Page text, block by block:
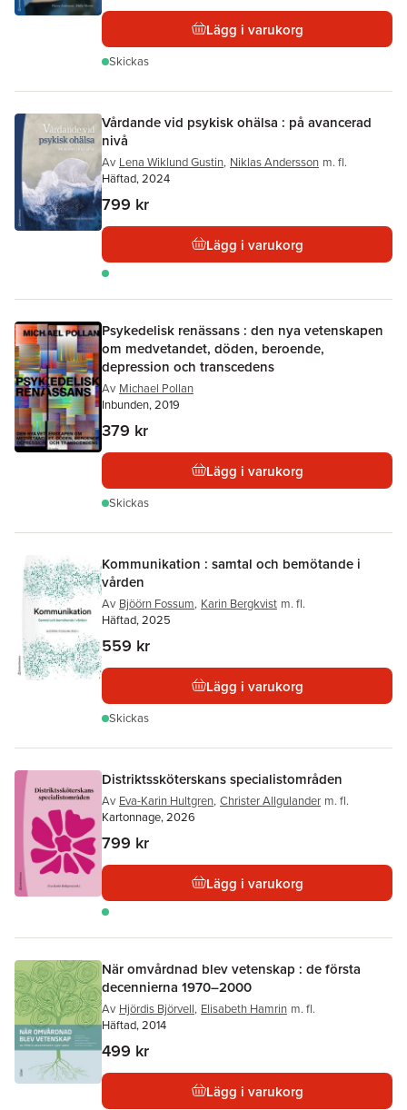
Lägg i varukorg
Skickas
Vårdande vid psykisk ohälsa : på avancerad
nivå
Av Lena Wiklund Gustin, Niklas Andersson m. fl.
Häftad, 2024
799 kr
Lägg i varukorg
Psykedelisk renässans : den nya vetenskapen
om medvetandet, döden, beroende,
depression och transcedens
Av Michael Pollan
Inbunden, 2019
379 kr
Lägg i varukorg
Skickas
Kommunikation : samtal och bemötande i
vården
Av Bjöörn Fossum, Karin Bergkvist m. fl.
Häftad, 2025
559 kr
Lägg i varukorg
Skickas
Distriktssköterskans specialistområden
Av Eva-Karin Hultgren, Christer Allgulander m. fl.
Kartonnage, 2026
799 kr
Lägg i varukorg
När omvårdnad blev vetenskap : de första
decennierna 1970–2000
Av Hjördis Björvell, Elisabeth Hamrin m. fl.
Häftad, 2014
499 kr
Lägg i varukorg